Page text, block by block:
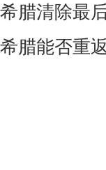
希腊清除最
希腊能否重